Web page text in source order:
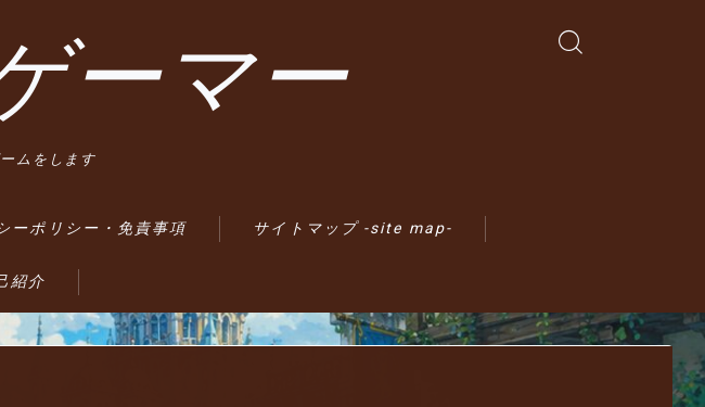
ーマー
ムをします
ーポリシー・免責事項 サイトマップ -site map-
紹介